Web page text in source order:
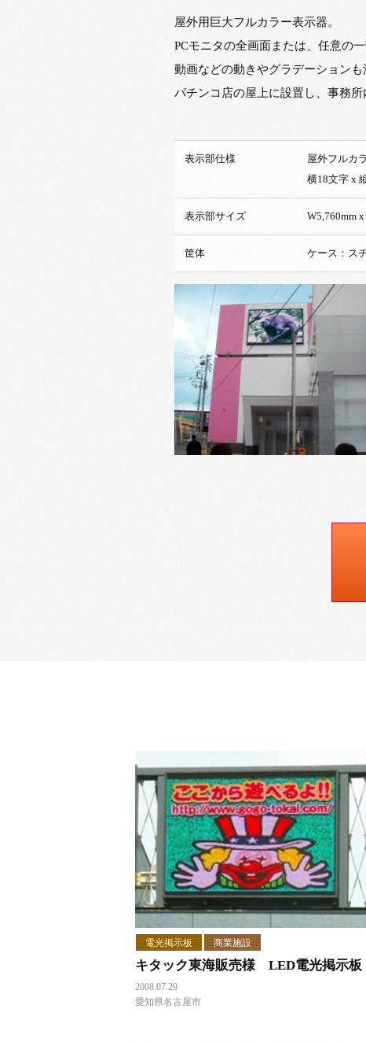
屋外用巨大フルカラー表示器。
PCモニタの全画面または、任意の
動画などの動きやグラデーション
パチンコ店の屋上に設置し、事務所
表示部仕様
屋外
横18文字 x
表示部サイズ W5,760mm
筐体 ケース：ス
電光掲示板 商業施設
キタック東海販売様 LED電光掲示板
2008.07.29
愛知県名古屋市